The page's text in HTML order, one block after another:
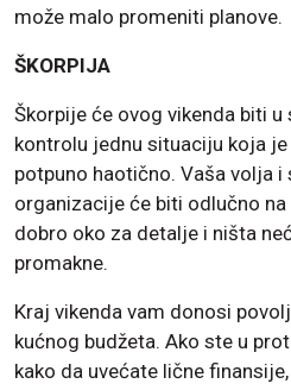
može malo promeniti planove.
ŠKORPIJA
Škorpije će ovog vikenda biti
kontrolu jednu situaciju koja
potpuno haotično. Vaša volja
organizacije će biti odlučno
dobro oko za detalje i ništa
promakne.
Kraj vikenda vam donosi
kućnog budžeta. Ako ste u
kako da uvećate lične